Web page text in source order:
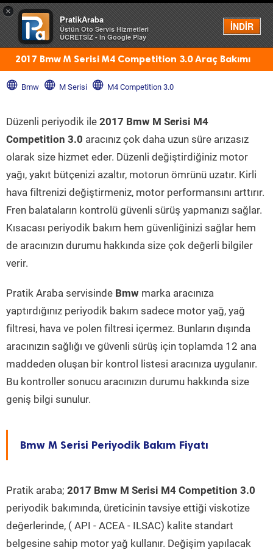
×
PratikAraba
Üstün Oto Servis Hizmetleri
ÜCRETSİZ - In Google Play
İNDİR
Menü
2017 Bmw M Serisi M4 Competition 3.0 Araç Bakımı
Bmw M Serisi M4 Competition 3.0
Düzenli periyodik ile 2017 Bmw M Serisi M4
Competition 3.0 aracınız çok daha uzun süre arızasız
olarak size hizmet eder. Düzenli değiştirdiğiniz motor
yağı, yakıt bütçenizi azaltır, motorun ömrünü uzatır. Kirli
hava filtrenizi değiştirmeniz, motor performansını arttırır.
Fren balataların kontrolü güvenli sürüş yapmanızı sağlar.
Kısacası periyodik bakım hem güvenliğinizi sağlar hem
de aracınızın durumu hakkında size çok değerli bilgiler
verir.
Pratik Araba servisinde Bmw marka aracınıza
yaptırdığınız periyodik bakım sadece motor yağ, yağ
filtresi, hava ve polen filtresi içermez. Bunların dışında
aracınızın sağlığı ve güvenli sürüş için toplamda 12 ana
maddeden oluşan bir kontrol listesi aracınıza uygulanır.
Bu kontroller sonucu aracınızın durumu hakkında size
geniş bilgi sunulur.
Bmw M Serisi Periyodik Bakım Fiyatı
Pratik araba; 2017 Bmw M Serisi M4 Competition 3.0
periyodik bakımında, üreticinin tavsiye ettiği viskotize
değerlerinde, ( API - ACEA - ILSAC) kalite standart
belgesine sahip motor yağ kullanır. Değişim yapılacak